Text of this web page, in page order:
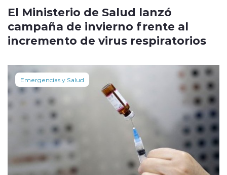
El Ministerio de Salud lanzó
campaña de invierno frente al
incremento de virus respiratorios
Emergencias y Salud